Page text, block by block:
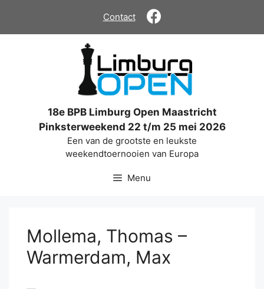
de
Contact
18e BPB Limburg Open Maastricht
Pinksterweekend 22 t/m 25 mei 2026
Een van de grootste en leukste
weekendtoernooien van Europa
Menu
Mollema, Thomas –
Warmerdam, Max